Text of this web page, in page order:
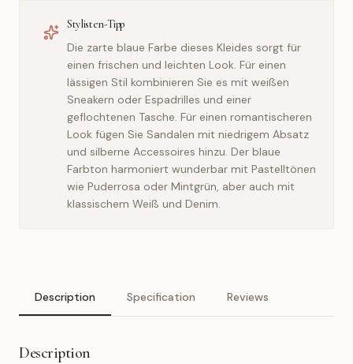
Stylisten-Tipp
Die zarte blaue Farbe dieses Kleides sorgt für
einen frischen und leichten Look. Für einen
lässigen Stil kombinieren Sie es mit weißen
Sneakern oder Espadrilles und einer
geflochtenen Tasche. Für einen romantischeren
Look fügen Sie Sandalen mit niedrigem Absatz
und silberne Accessoires hinzu. Der blaue
Farbton harmoniert wunderbar mit Pastelltönen
wie Puderrosa oder Mintgrün, aber auch mit
klassischem Weiß und Denim.
Description Specification Reviews
Description